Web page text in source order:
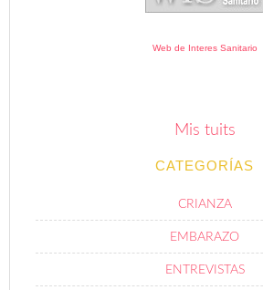
Web de Interes Sanitario
Mis tuits
CATEGORÍAS
CRIANZA
EMBARAZO
ENTREVISTAS